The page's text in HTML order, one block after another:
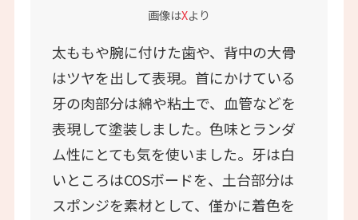
画像はXより
太ももや腕に付けた歯や、背中の大骨
はツヤを出して表現。首にかけている
牙の肉部分は綿や粘土で、血管などを
表現して塗装しました。色味とランダ
ム性にとても気を使いました。牙は白
いところはCOSボードを、土台部分は
スポンジを素材として、僅かに着色を